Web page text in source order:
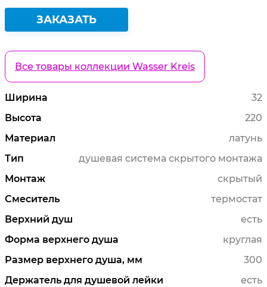
ЗАКАЗАТЬ
Все товары коллекции Wasser Kreis
Ширина
32
Высота
220
Материал
латунь
Тип
душевая система скрытого монтажа
Монтаж
скрытый
Смеситель
термостат
Верхний душ
есть
Форма верхнего душа
круглая
Размер верхнего душа, мм
300
Держатель для душевой лейки
есть